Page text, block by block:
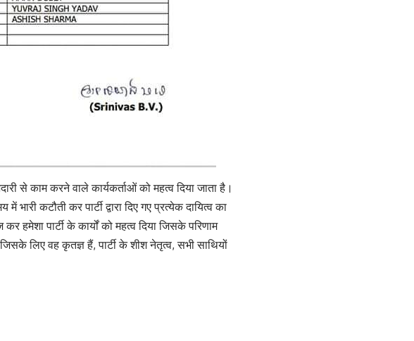
से काम करने वाले कार्यकर्ताओं को महत्व दिया जाता है।
भारी कटौती कर पार्टी द्वारा दिए गए प्रत्येक दायित्व का
हमेशा पार्टी के कार्यों को महत्व दिया जिसके परिणाम
लिए वह कृतज्ञ हैं, पार्टी के शीश नेतृत्व, सभी साथियों